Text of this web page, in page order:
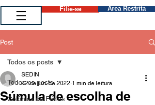
Filie-se Área Restrita
Post
Todos os posts
Colônias de Férias
Todos os posts
Súmula de escolha de
SEDIN
22 de jun. de 2022 1 min de leitura